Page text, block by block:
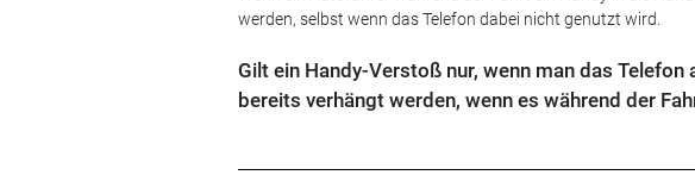
werden, selbst wenn das Telefon dabei nicht genutzt wird.
Gilt ein Handy-Verstoß nur, wenn man das
bereits verhängt werden, wenn es während der